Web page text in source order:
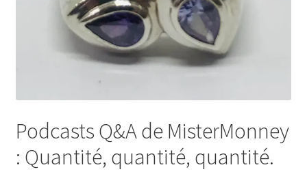
Podcasts Q&A de MisterMonney
: Quantité, quantité, quantité.